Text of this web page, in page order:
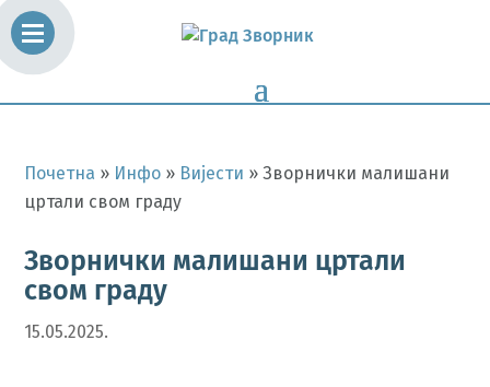
Почетна » Инфо » Вијести »Зворнички малишани
цртали свом граду
Зворнички малишани цртали
свом граду
15.05.2025.